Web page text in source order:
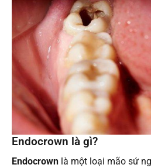
Endocrown là gì?
Endocrown là một loại mão sứ